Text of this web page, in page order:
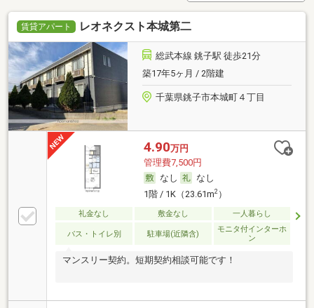
賃貸アパート レオネクスト本城第二
総武本線 銚子駅 徒歩21分
築17年5ヶ月 / 2階建
千葉県銚子市本城町４丁目
4.90万円
管理費7,500円
なし
なし
1階 / 1K（23.61m2）
礼金なし 敷金なし 一人暮らし
バス・トイレ別 駐車場(近隣含)
モニタ付インターホ
ン
マンスリー契約。短期契約相談可能です！